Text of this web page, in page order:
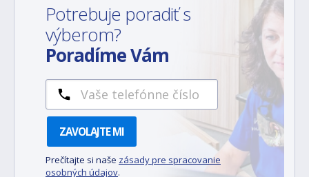
Potrebuje poradiť s
výberom?
Poradíme Vám
ZAVOLAJTE MI
Prečítajte si naše zásady pre spracovanie
osobných údajov.